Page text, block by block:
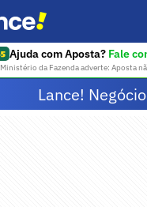
Ajuda com Aposta? Fale
da Fazenda adverte: Aposta
Lance!